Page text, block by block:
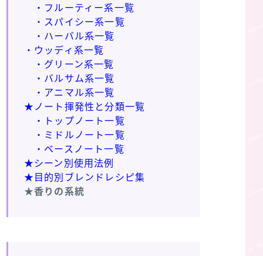
・フルーティー系一覧
・スパイシー系一覧
・ハーバル系一覧
・ウッディ系一覧
・グリーン系一覧
・バルサム系一覧
・アニマル系一覧
★ノート揮発性と分類一覧
・トップノート一覧
・ミドルノート一覧
・ベースノート一覧
★シーン別使用法例
★目的別ブレンドレシピ集
★香りの系統